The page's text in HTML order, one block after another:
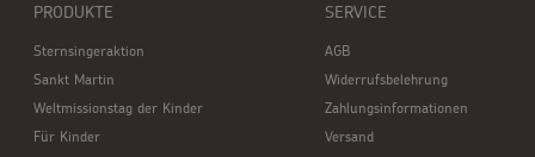
PRODUKTE
Sternsingeraktion
Sankt Martin
Weltmissionstag der Kinder
Für Kinder
SERVICE
AGB
Widerrufsbelehrung
Zahlungsinformationen
Versand